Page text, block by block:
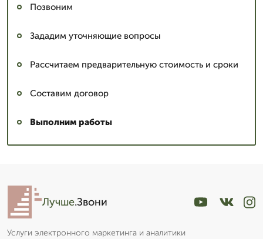
Позвоним
Зададим уточняющие вопросы
Рассчитаем предварительную стоимость и сроки
Составим договор
Выполним работы
Лучше.Звони
Услуги электронного маркетинга и аналитики